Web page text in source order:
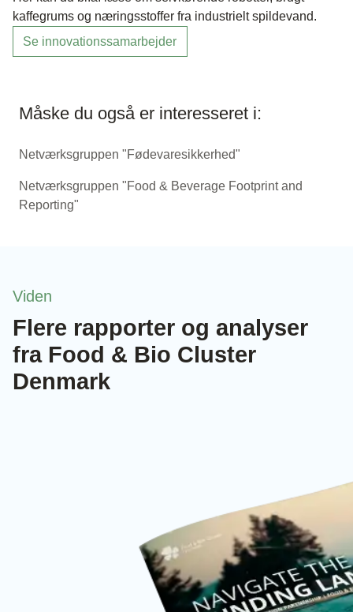
kaffegrums og næringsstoffer fra industrielt spildevand.
Se innovationssamarbejder
Måske du også er interesseret i:
Netværksgruppen "Fødevaresikkerhed"
Netværksgruppen "Food & Beverage Footprint and
Reporting"
Viden
Flere rapporter og analyser
fra Food & Bio Cluster
Denmark